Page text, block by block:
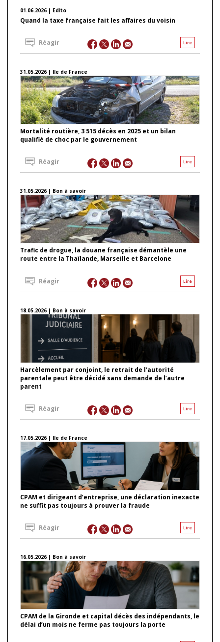
01.06.2026 | Edito
Quand la taxe française fait les affaires du voisin
Lire
Réagir
31.05.2026 | Ile de France
Mortalité routière, 3 515 décès en 2025 et un bilan
qualifié de choc par le gouvernement
Lire
Réagir
31.05.2026 | Bon à savoir
Trafic de drogue, la douane française démantèle une
route entre la Thaïlande, Marseille et Barcelone
Lire
Réagir
18.05.2026 | Bon à savoir
Harcèlement par conjoint, le retrait de l’autorité
parentale peut être décidé sans demande de l’autre
parent
Lire
Réagir
17.05.2026 | Ile de France
CPAM et dirigeant d’entreprise, une déclaration inexacte
ne suffit pas toujours à prouver la fraude
Lire
Réagir
16.05.2026 | Bon à savoir
CPAM de la Gironde et capital décès des indépendants, le
délai d’un mois ne ferme pas toujours la porte